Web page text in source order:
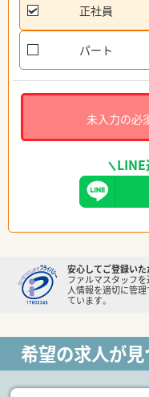
正社員
パート
未入力の必
LINE
安心してご登録い
ファルマスタッフを
人情報を適切に管
ています。
希望の求人が